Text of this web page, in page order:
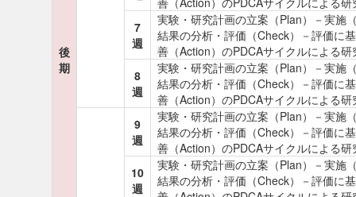
後
期
7
週
実験・研究計画の立案（Plan）－実施
結果の分析・評価（Check）－評価に
善（Action）のPDCAサイクルによる研
8
週
実験・研究計画の立案（Plan）－実施
結果の分析・評価（Check）－評価に
善（Action）のPDCAサイクルによる研
9
週
実験・研究計画の立案（Plan）－実施
結果の分析・評価（Check）－評価に
善（Action）のPDCAサイクルによる研
10
週
実験・研究計画の立案（Plan）－実施
結果の分析・評価（Check）－評価に